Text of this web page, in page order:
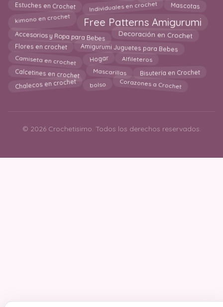
Estuches en Crochet Individuales en crochet Mascotas
kimono en crochet Free Patterns Amigurumi
Accesorios y Ropa para Bebes Decoración en Crochet
Flores en crochet Amigurumi Juguetes para Bebes
Camiseta en crochet Hogar Alfileteros
Calcetines en crochet Mascarillas Bisutería en Crochet
Chalecos en crochet bolso Corazones a Crochet
© 2026 Crochetisimo. Todos los derechos reservados.